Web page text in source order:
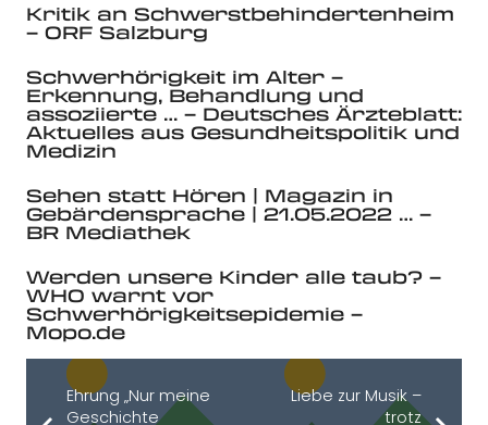
Kritik an Schwerstbehindertenheim
– ORF Salzburg
Schwerhörigkeit im Alter –
Erkennung, Behandlung und
assoziierte … – Deutsches Ärzteblatt:
Aktuelles aus Gesundheitspolitik und
Medizin
Sehen statt Hören | Magazin in
Gebärdensprache | 21.05.2022 … –
BR Mediathek
Werden unsere Kinder alle taub? –
WHO warnt vor
Schwerhörigkeitsepidemie –
Mopo.de
Ehrung „Nur meine
Geschichte
Liebe zur Musik –
trotz